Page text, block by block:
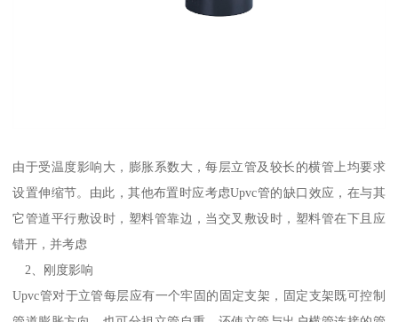
由于受温度影响大，膨胀系数大，每层立管及较长的横管上均要求
设置伸缩节。由此，其他布置时应考虑Upvc管的缺口效应，在与其
它管道平行敷设时，塑料管靠边，当交叉敷设时，塑料管在下且应
错开，并考虑
2、刚度影响
Upvc管对于立管每层应有一个牢固的固定支架，固定支架既可控制